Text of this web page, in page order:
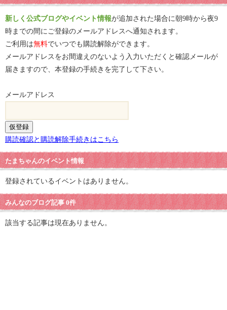
新しく公式ブログやイベント情報が追加された場合に朝9時から夜9
時までの間にご登録のメールアドレスへ通知されます。
ご利用は無料でいつでも購読解除ができます。
メールアドレスをお間違えのないよう入力いただくと確認メールが
届きますので、本登録の手続きを完了して下さい。
メールアドレス
購読確認と購読解除手続きはこちら
たまちゃんのイベント情報
登録されているイベントはありません。
みんなのブログ記事 0件
該当する記事は現在ありません。